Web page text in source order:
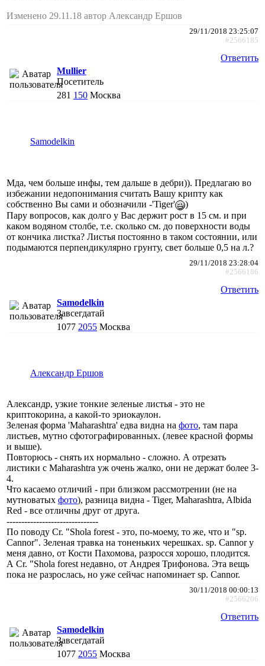
Изменено 29.11.18 автор Александр Ершов
29/11/2018 23:25:07
#2566185
Ответить
Mullier
Посетитель
281 150 Москва
Samodelkin
Мда, чем больше инфы, тем дальше в дебри)). Предлагаю во
избежании недопонимания считать Вашу крипту как
собственно Вы сами и обозначили -'Tiger'
)
Пару вопросов, как долго у Вас держит рост в 15 см. и при
каком водяном столбе, т.е. сколько см. до поверхности воды
от кончика листка? Листья постоянно в таком состоянии, или
подымаются перпендикулярно грунту, свет больше 0,5 на л.?
29/11/2018 23:28:04
#2566186
Ответить
Samodelkin
Завсегдатай
1077 2055 Москва
Александр Ершов
Александр, узкие тонкие зеленые листья - это не
криптокорина, а какой-то эриокаулон.
Зеленая форма 'Maharashtra' едва видна на фото, там пара
листьев, мутно сфотографированных. (левее красной формы
и выше).
Повторюсь - снять их нормально - сложно. А отрезать
листики с Maharashtra уж очень жалко, они не держат более 3-
4.
Что касаемо отличий - при близком рассмотрении (не на
мутноватых фото), разница видна - Tiger, Maharashtra, Albida
Red - все отличны друг от друга.
-------------------------------
По поводу Cr. "Shola forest - это, по-моему, то же, что и "sp.
Cannor". Зеленая травка на тоненьких черешках. sp. Cannor у
меня давно, от Кости Пахомова, разросся хорошо, плодится.
А Cr. "Shola forest недавно, от Андрея Трифонова. Эта вещь
пока не разрослась, но уже сейчас напоминает sp. Cannor.
30/11/2018 00:00:13
#2566206
Ответить
Samodelkin
Завсегдатай
1077 2055 Москва